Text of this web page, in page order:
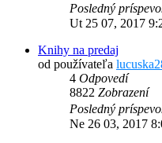
Posledný
Ut 25 07, 2017
Knihy na predaj
od používateľa
4 Odpovedí
8822 Zobrazení
Posledný
Ne 26 03, 2017